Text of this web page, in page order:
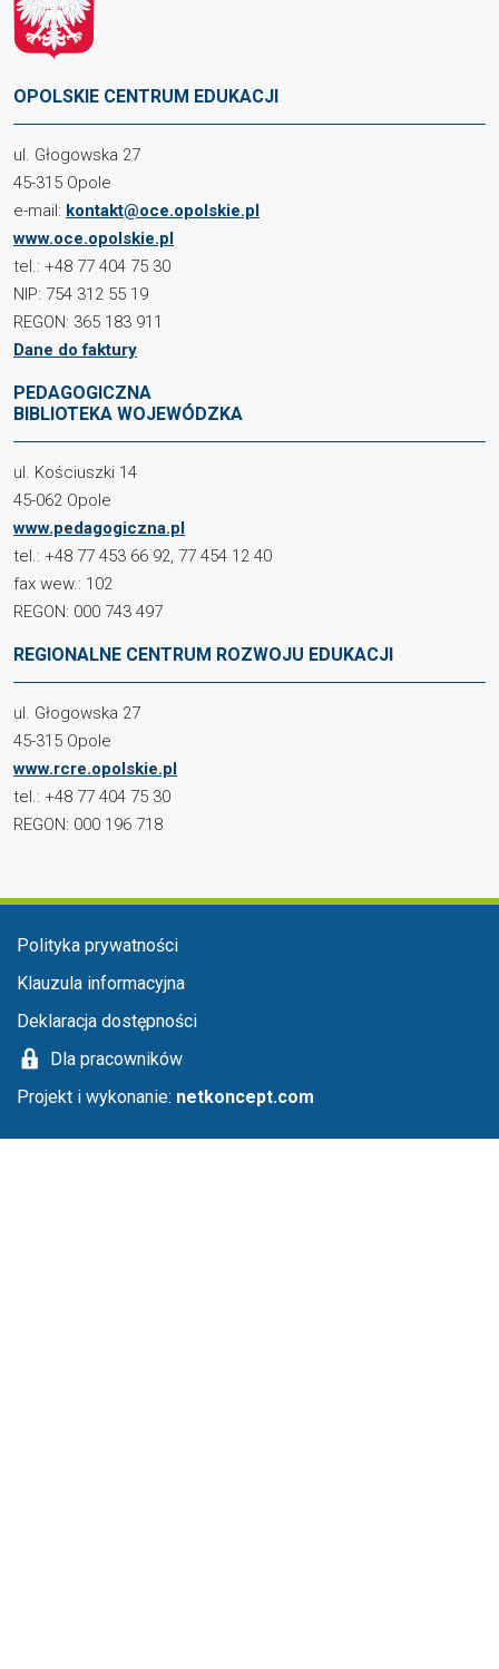
OPOLSKIE CENTRUM EDUKACJI
ul. Głogowska 27
45-315 Opole
e-mail: kontakt@oce.opolskie.pl
www.oce.opolskie.pl
tel.: +48 77 404 75 30
NIP: 754 312 55 19
REGON: 365 183 911
Dane do faktury
PEDAGOGICZNA
BIBLIOTEKA WOJEWÓDZKA
ul. Kościuszki 14
45-062 Opole
www.pedagogiczna.pl
tel.: +48 77 453 66 92, 77 454 12 40
fax wew.: 102
REGON: 000 743 497
REGIONALNE CENTRUM ROZWOJU EDUKACJI
ul. Głogowska 27
45-315 Opole
www.rcre.opolskie.pl
tel.: +48 77 404 75 30
REGON: 000 196 718
Menu stopka
Polityka prywatności
Klauzula informacyjna
Deklaracja dostępności
Dla pracowników
Projekt i wykonanie: netkoncept.com